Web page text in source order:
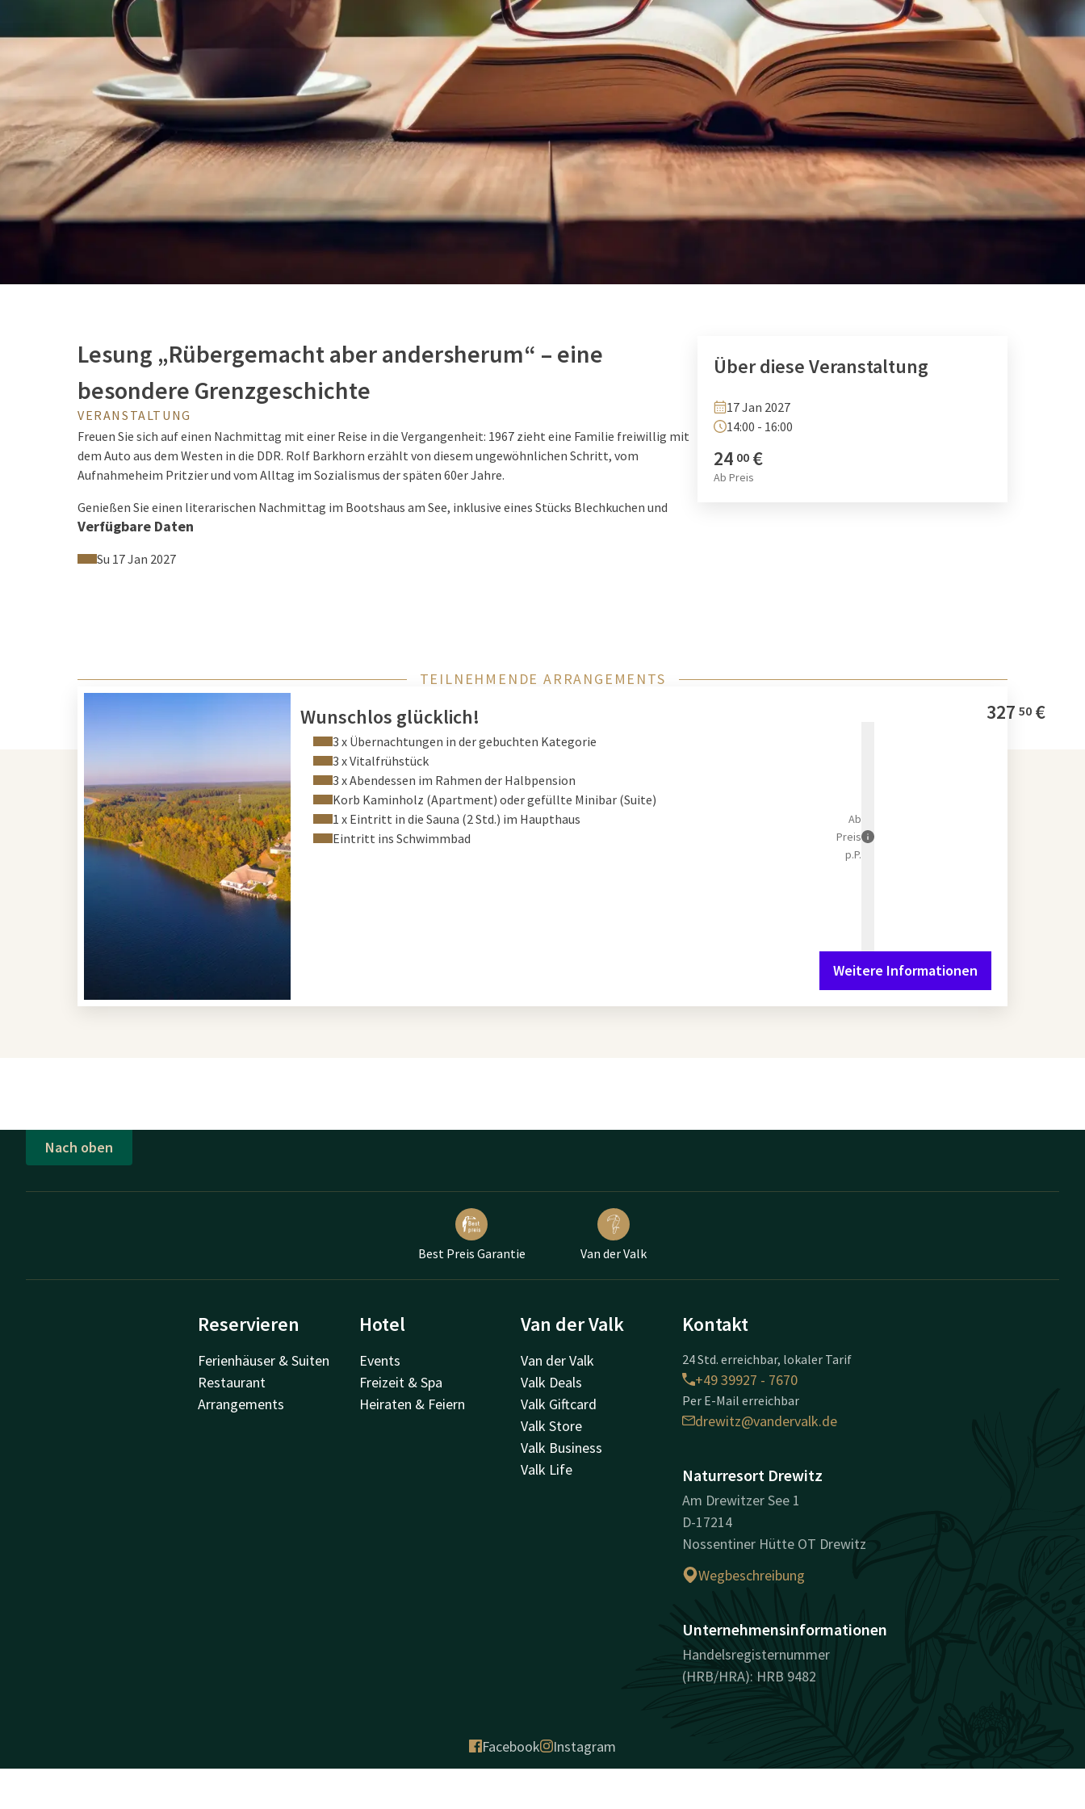
Lesung „Rübergemacht aber andersherum“ – eine
besondere Grenzgeschichte
VERANSTALTUNG
Freuen Sie sich auf einen Nachmittag mit einer Reise in die Vergangenheit: 1967 zieht eine Familie freiwillig mit
dem Auto aus dem Westen in die DDR. Rolf Barkhorn erzählt von diesem ungewöhnlichen Schritt, vom
Aufnahmeheim Pritzier und vom Alltag im Sozialismus der späten 60er Jahre.
Genießen Sie einen literarischen Nachmittag im Bootshaus am See, inklusive eines Stücks Blechkuchen und
reichlich Kaffee.
Verfügbare Daten
Su 17 Jan 2027
Über diese Veranstaltung
17 Jan 2027
14:00 - 16:00
24 00 €
Ab Preis
TEILNEHMENDE ARRANGEMENTS
Wunschlos glücklich!
3 x Übernachtungen in der gebuchten Kategorie
3 x Vitalfrühstück
3 x Abendessen im Rahmen der Halbpension
Korb Kaminholz (Apartment) oder gefüllte Minibar (Suite)
1 x Eintritt in die Sauna (2 Std.) im Haupthaus
Eintritt ins Schwimmbad
327 50 €
Ab
Preis
p.P.
Weitere Informationen
Nach oben
Best Preis Garantie Van der Valk
Reservieren
Ferienhäuser & Suiten
Restaurant
Arrangements
Hotel
Events
Freizeit & Spa
Heiraten & Feiern
Van der Valk
Van der Valk
Valk Deals
Valk Giftcard
Valk Store
Valk Business
Valk Life
Kontakt
24 Std. erreichbar, lokaler Tarif
+49 39927 - 7670
Per E-Mail erreichbar
drewitz@vandervalk.de
Naturresort Drewitz
Am Drewitzer See 1
D-17214
Nossentiner Hütte OT Drewitz
Wegbeschreibung
Unternehmensinformationen
Handelsregisternummer
(HRB/HRA): HRB 9482
Facebook Instagram